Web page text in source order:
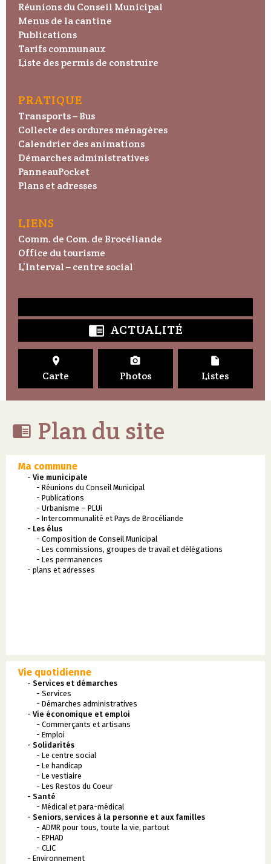
Réunions du Conseil Municipal
Menus de la cantine
Publications
Tarifs communaux
Liste des permis de construire
PRATIQUE
Transports – Bus
Collecte des ordures ménagères
Calendrier des animations
Démarches administratives
PanneauPocket
Plans et adresses
LIENS
Comm. de Com. de Brocéliande
Office du tourisme
L’Interval – centre social
 ACTUALITÉ

Carte

Photos

Listes
 Plan du site
Ma commune
- Vie municipale
- Réunions du Conseil Municipal
- Publications
- Urbanisme – PLUi
- Intercommunalité et Pays de Brocéliande
- Les élus
- Composition de Conseil Municipal
- Les commissions, groupes de travail et délégations
- Les permanences
- plans et adresses
Vie quotidienne
- Services et démarches
- Services
- Démarches administratives
- Vie économique et emploi
- Commerçants et artisans
- Emploi
- Solidarités
- Le centre social
- Le handicap
- Le vestiaire
- Les Restos du Coeur
- Santé
- Médical et para-médical
- Seniors, services à la personne et aux familles
- ADMR pour tous, toute la vie, partout
- EPHAD
- CLIC
- Environnement